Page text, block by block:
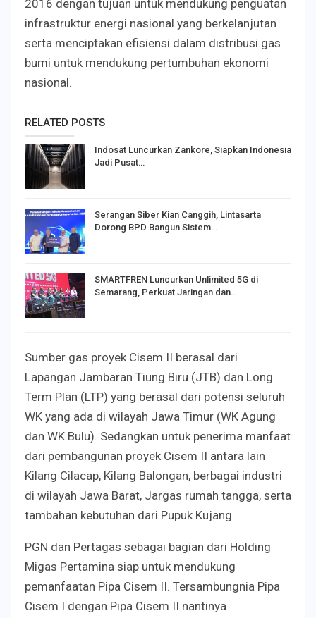
2016 dengan tujuan untuk mendukung penguatan
infrastruktur energi nasional yang berkelanjutan
serta menciptakan efisiensi dalam distribusi gas
bumi untuk mendukung pertumbuhan ekonomi
nasional.
RELATED POSTS
Indosat Luncurkan Zankore, Siapkan Indonesia
Jadi Pusat…
Serangan Siber Kian Canggih, Lintasarta
Dorong BPD Bangun Sistem…
SMARTFREN Luncurkan Unlimited 5G di
Semarang, Perkuat Jaringan dan…
Sumber gas proyek Cisem II berasal dari
Lapangan Jambaran Tiung Biru (JTB) dan Long
Term Plan (LTP) yang berasal dari potensi seluruh
WK yang ada di wilayah Jawa Timur (WK Agung
dan WK Bulu). Sedangkan untuk penerima manfaat
dari pembangunan proyek Cisem II antara lain
Kilang Cilacap, Kilang Balongan, berbagai industri
di wilayah Jawa Barat, Jargas rumah tangga, serta
tambahan kebutuhan dari Pupuk Kujang.
PGN dan Pertagas sebagai bagian dari Holding
Migas Pertamina siap untuk mendukung
pemanfaatan Pipa Cisem II. Tersambungnia Pipa
Cisem I dengan Pipa Cisem II nantinya